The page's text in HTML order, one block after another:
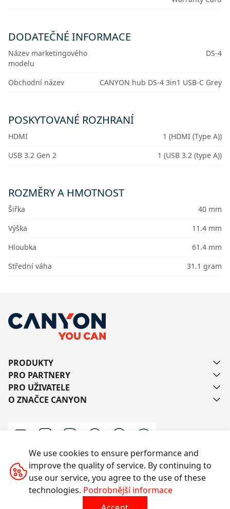
DODATEČNÉ INFORMACE
Název marketingového
modelu
DS-4
Obchodní název CANYON hub DS-4 3in1 USB-C Grey
POSKYTOVANÉ ROZHRANÍ
HDMI
1 (HDMI (Type A))
USB 3.2 Gen 2
1 (USB 3.2 (type A))
ROZMĚRY A HMOTNOST
Šiřka
40 mm
Výška
11.4 mm
Hloubka
61.4 mm
Střední váha
31.1 gram
PRODUKTY
PRO PARTNERY
PRO UŽIVATELE
O ZNAČCE CANYON
Kontaktujte nás
We use cookies to ensure performance and
improve the quality of service. By continuing to
use our service, you agree to the use of these
technologies. Podrobnější informace